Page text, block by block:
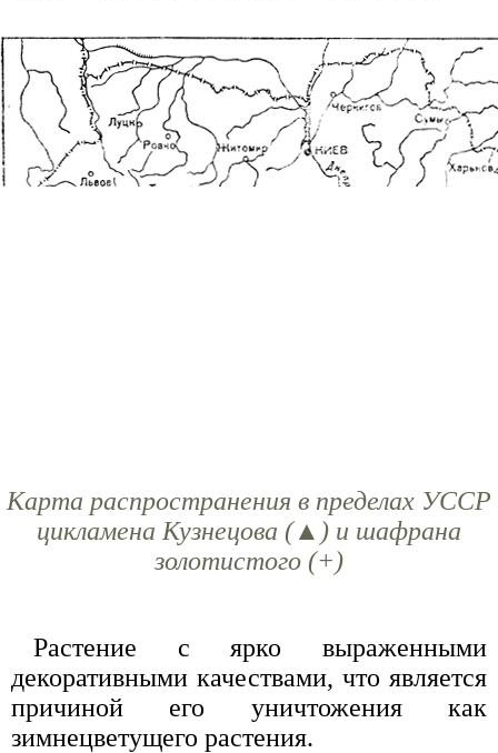
Карта распространения в пределах УССР
цикламена Кузнецова (▲) и шафрана
золотистого (+)
Растение с ярко выраженными
декоративными качествами, что является
причиной его уничтожения как
зимнецветущего растения.